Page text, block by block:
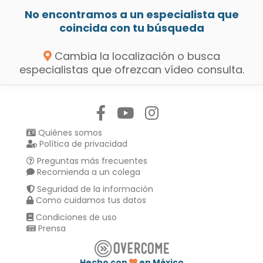
No encontramos a un especialista que
coincida con tu búsqueda
Cambia la localización o busca
especialistas que ofrezcan vídeo consulta.
Quiénes somos
Política de privacidad
Preguntas más frecuentes
Recomienda a un colega
Seguridad de la información
Como cuidamos tus datos
Condiciones de uso
Prensa